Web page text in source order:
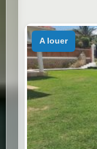
a louer